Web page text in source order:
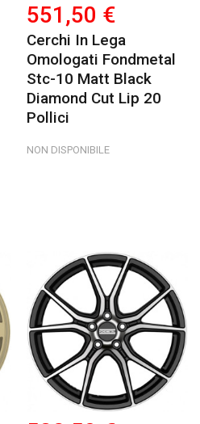
551,50 €
Cerchi In Lega
Omologati Fondmetal
Stc-10 Matt Black
Diamond Cut Lip 20
Pollici
NON DISPONIBILE